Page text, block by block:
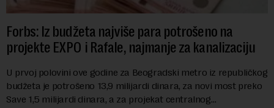
Forbs: Iz budžeta najviše para potrošeno na
projekte EXPO i Rafale, najmanje za kanalizaciju
U prvoj polovini ove godine za Beogradski metro iz republičkog
budžeta je potrošeno 13,9 milijardi dinara, za novi most preko
Save 1,5 milijardi dinara, a za projekat centralnog